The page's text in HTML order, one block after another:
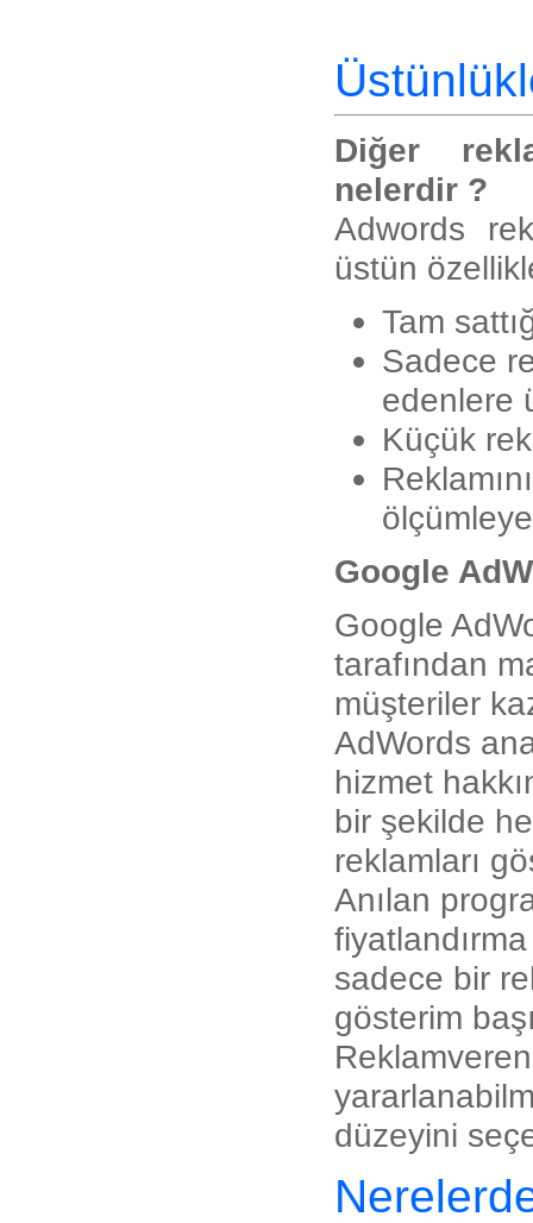
Diğer
nelerdir ?
Adwords
üstün
Tam
Sadece
edenlere
Küçük
Google
Google
tarafından
müşteriler
AdWords
hizmet
bir şekilde
reklamları
Anılan
sadece bir
gösterim
düzeyini